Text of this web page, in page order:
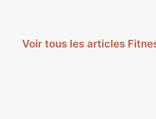
Voir tous les articles